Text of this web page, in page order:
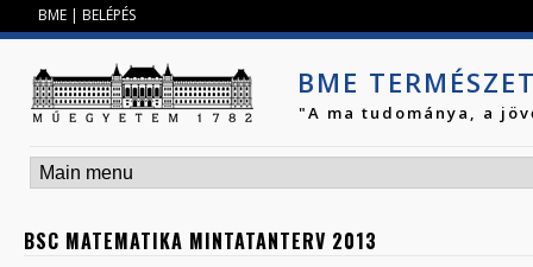
BME | BELÉPÉS
BME
"A ma tudománya, a
BSC MATEMATIKA MINTATANTERV 2013